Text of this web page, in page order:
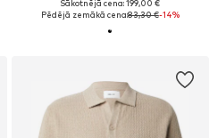
Sākotnējā cena: 199,00 €
Pēdējā zemākā cena:83,30 €-14%